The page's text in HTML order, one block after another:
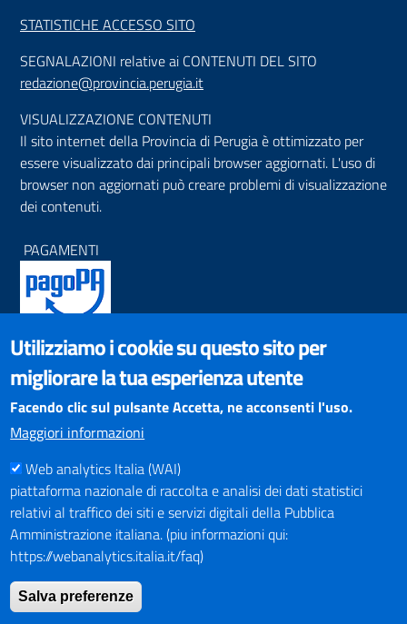
STATISTICHE ACCESSO SITO
SEGNALAZIONI relative ai CONTENUTI DEL SITO
redazione@provincia.perugia.it
VISUALIZZAZIONE CONTENUTI
Il sito internet della Provincia di Perugia è ottimizzato per
essere visualizzato dai principali browser aggiornati. L'uso di
browser non aggiornati può creare problemi di visualizzazione
dei contenuti.
PAGAMENTI
SOCIAL NETWORKS
Pagina Facebook
Profilo Instagram
Canale YouTube
Mappa del Sito
Indirizzario
Utilizziamo i cookie su questo sito per
migliorare la tua esperienza utente
Facendo clic sul pulsante Accetta, ne acconsenti l'uso.
Maggiori informazioni
Web analytics Italia (WAI)
piattaforma nazionale di raccolta e analisi dei dati statistici
relativi al traffico dei siti e servizi digitali della Pubblica
Amministrazione italiana. (piu informazioni qui:
https://webanalytics.italia.it/faq)
Salva preferenze